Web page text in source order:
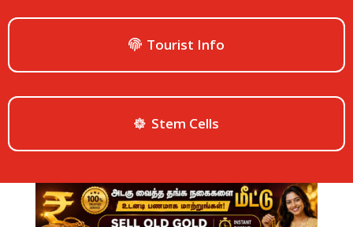
Tourist Info
Stem Cells